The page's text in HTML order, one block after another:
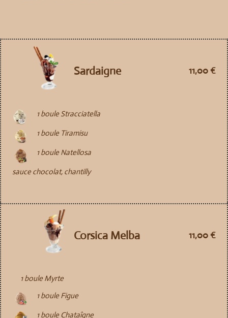
Sardaigne 11,00 €
1 boule Stracciatella
1 boule Tiramisu
1 boule Natellosa
sauce chocolat, chantilly
Corsica Melba 11,00 €
1 boule Myrte
1 boule Figue
1 boule Chataîgne